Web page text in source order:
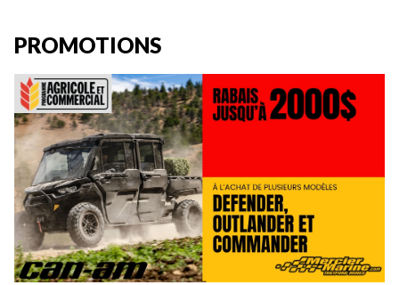
PROMOTIONS